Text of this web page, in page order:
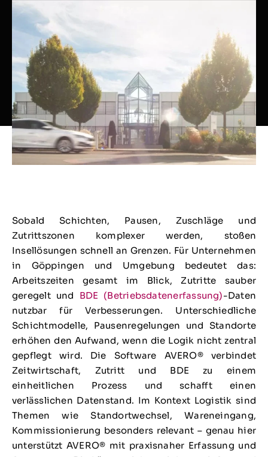
Sobald Schichten, Pausen, Zuschläge und
Zutrittszonen komplexer werden, stoßen
Insellösungen schnell an Grenzen. Für Unternehmen
in Göppingen und Umgebung bedeutet das:
Arbeitszeiten gesamt im Blick, Zutritte sauber
geregelt und BDE (Betriebsdatenerfassung)-Daten
nutzbar für Verbesserungen. Unterschiedliche
Schichtmodelle, Pausenregelungen und Standorte
erhöhen den Aufwand, wenn die Logik nicht zentral
gepflegt wird. Die Software AVERO® verbindet
Zeitwirtschaft, Zutritt und BDE zu einem
einheitlichen Prozess und schafft einen
verlässlichen Datenstand. Im Kontext Logistik sind
Themen wie Standortwechsel, Wareneingang,
Kommissionierung besonders relevant – genau hier
unterstützt AVERO® mit praxisnaher Erfassung und